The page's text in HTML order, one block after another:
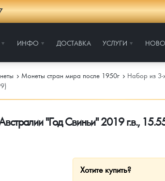
ИНФО ДОСТАВКА УСЛУГИ
Монеты стран мира после 1950г
Набор из 3-
"Год Свиньи" 2019 г.в.,
Хотите купить?